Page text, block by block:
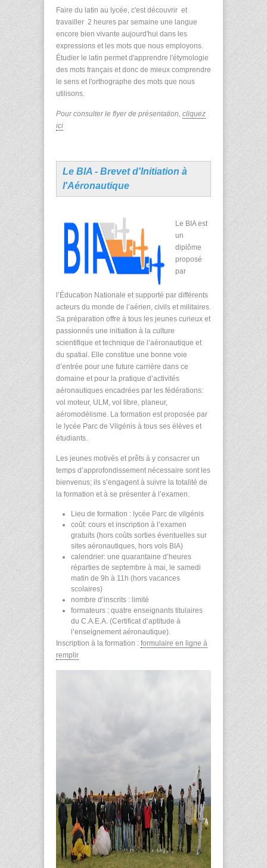
Faire du latin au lycée, c'est découvrir et
travailler 2 heures par semaine une langue
encore bien vivante aujourd'hui dans les
expressions et les mots que nous employons.
Étudier le latin permet d'apprendre l'étymologie
des mots français et donc de mieux comprendre
le sens et l'orthographe des mots que nous
utilisons.
Pour consulter le flyer de présentation, cliquez
ici
Le BIA - Brevet d'Initiation à
l'Aéronautique
Le BIA est
un
diplôme
proposé
par
l’Éducation Nationale et supporté par différents
acteurs du monde de l’aérien, civils et militaires.
Sa préparation offre à tous les jeunes curieux et
passionnés une initiation à la culture
scientifique et technique de l’aéronautique et
du spatial. Elle constitue une bonne voie
d’entrée pour une future carrière dans ce
domaine et pour la pratique d’activités
aéronautiques encadrées par les fédérations:
vol moteur, ULM, vol libre, planeur,
aéromodélisme. La formation est proposée par
le lycée Parc de Vilgénis à tous ses élèves et
étudiants.
Les jeunes motivés et prêts à y consacrer un
temps d’approfondissement nécessaire sont les
bienvenus; ils s’engagent à suivre la totalité de
la formation et à se présenter à l’examen.
Lieu de formation : lycée Parc de vilgénis
coût: cours et inscription à l’examen
gratuits (hors coûts sorties éventuelles sur
sites aéronautiques, hors vols BIA)
calendrier: une quarantaine d’heures
réparties de septembre à mai, le samedi
matin de 9h à 11h (hors vacances
scolaires)
nombre d’inscrits : limité
formateurs : quatre enseignants titulaires
du C.A.E.A. (Certificat d’aptitude à
l’enseignement aéronautique).
Inscription à la formation : formulaire en ligne à
remplir